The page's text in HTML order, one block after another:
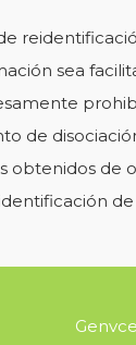
sea
de
obtenidos de
de